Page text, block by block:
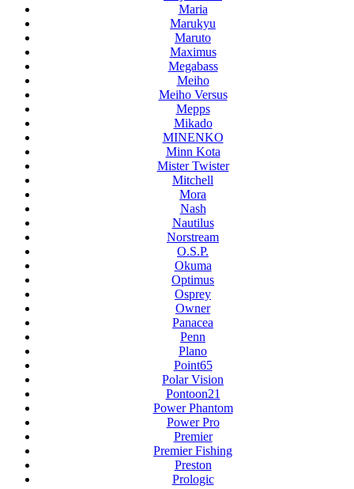
Maria
Marukyu
Maruto
Maximus
Megabass
Meiho
Meiho Versus
Mepps
Mikado
MINENKO
Minn Kota
Mister Twister
Mitchell
Mora
Nash
Nautilus
Norstream
O.S.P.
Okuma
Optimus
Osprey
Owner
Panacea
Penn
Plano
Point65
Polar Vision
Pontoon21
Power Phantom
Power Pro
Premier
Premier Fishing
Preston
Prologic